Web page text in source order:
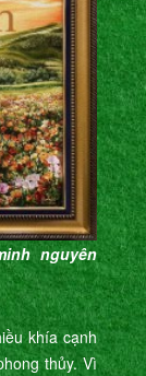
nguyên
khía cạnh
thủy. Vì